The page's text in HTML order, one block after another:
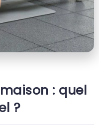
: quel
?